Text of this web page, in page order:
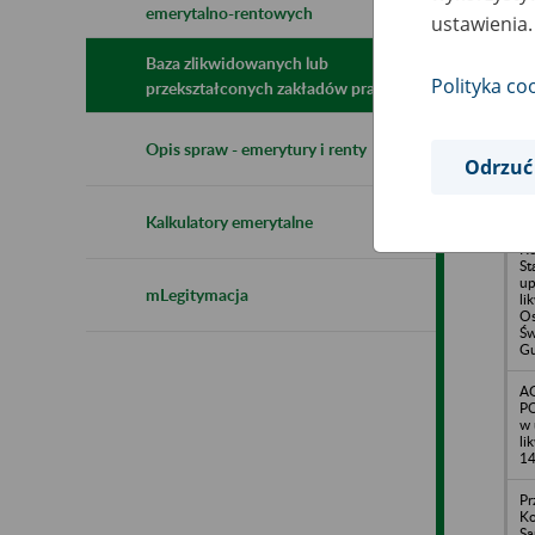
emerytalno-rentowych
Baza zlikwidowanych lub
przekształconych zakładów pracy
Opis spraw - emerytury i renty
Kalkulatory emerytalne
mLegitymacja
w
Polityka